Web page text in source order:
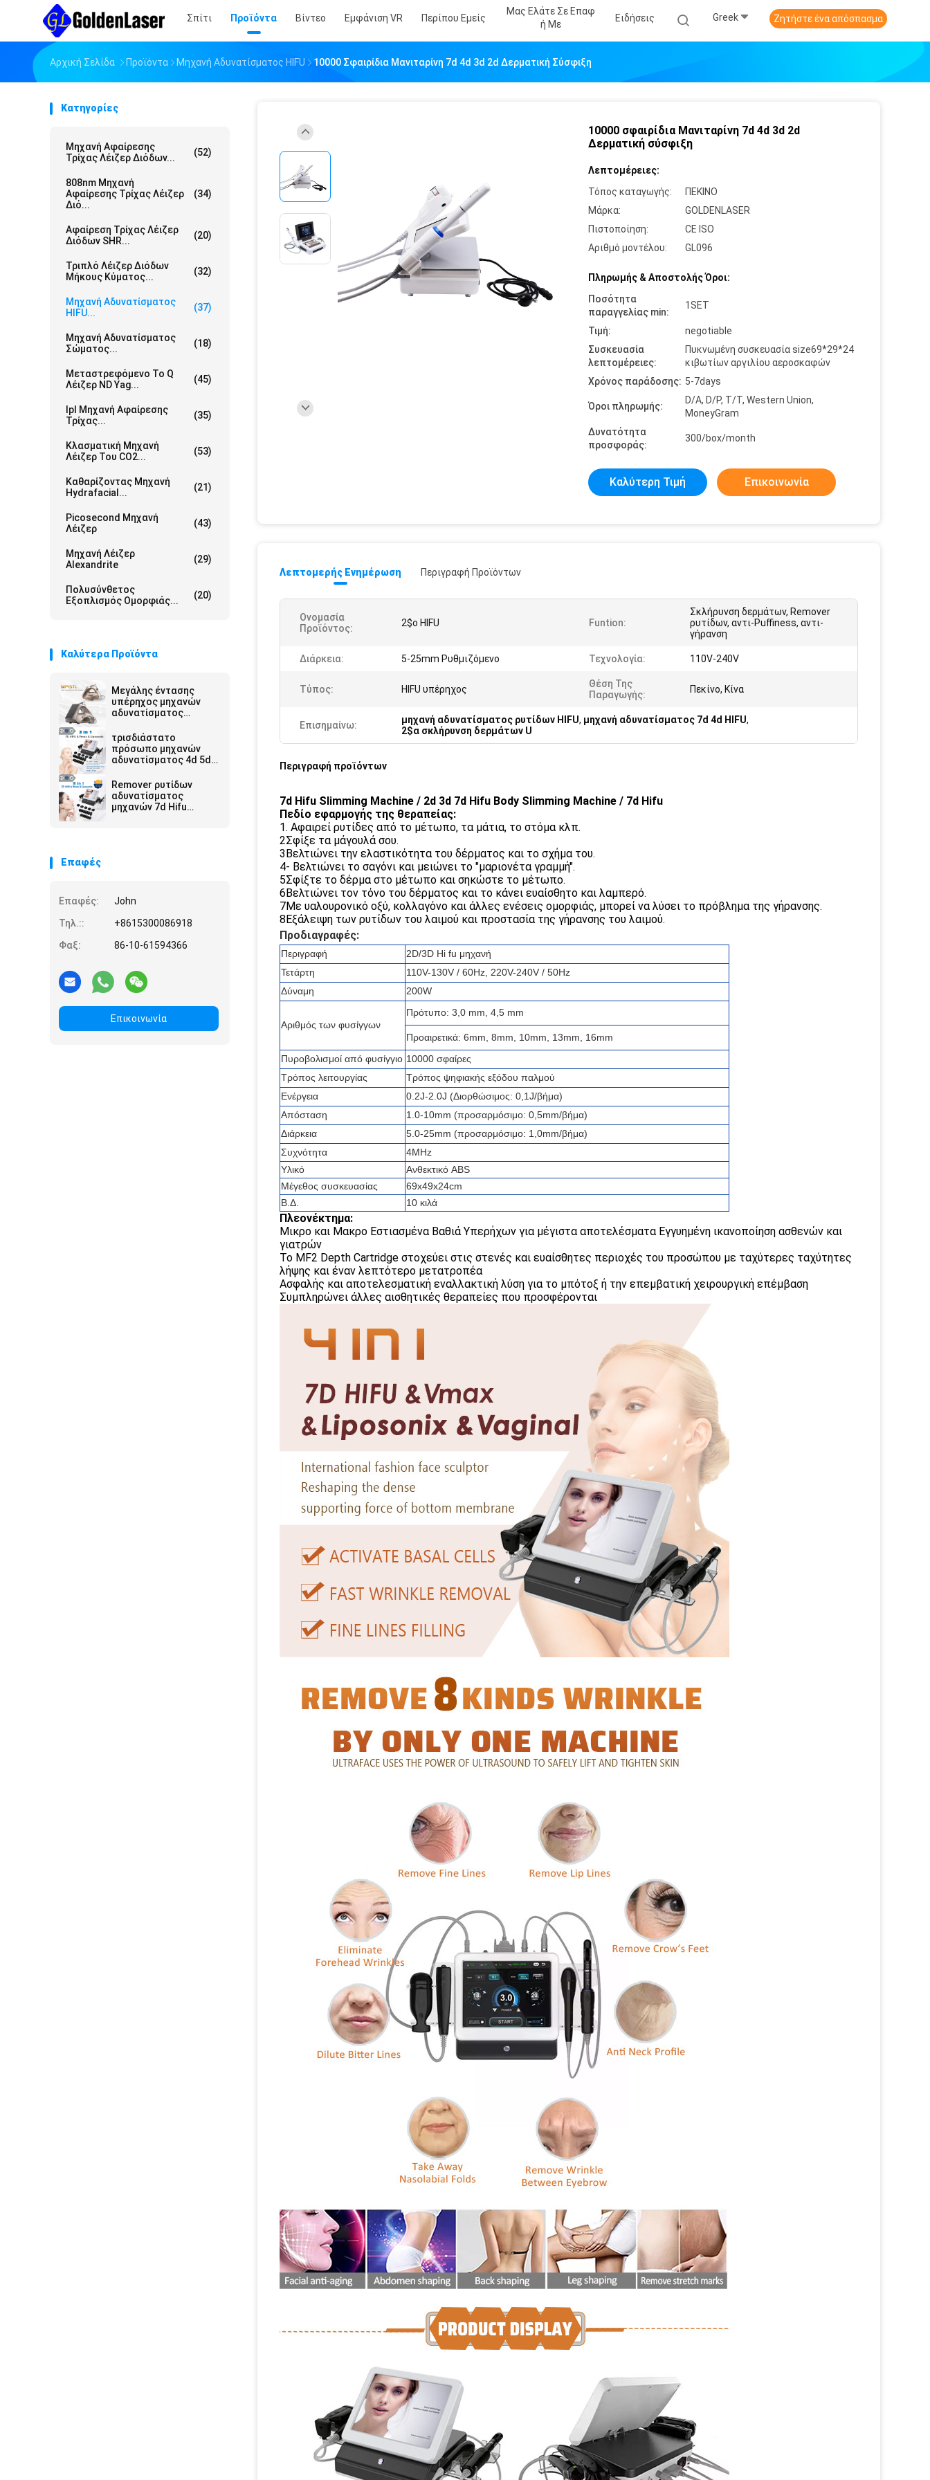
Σπίτι Προϊόντα Βίντεο Εμφάνιση VR Περίπου Εμείς
Μας Ελάτε Σε Επαφ
Ή Με
Ειδήσεις Greek Ζητήστε ένα απόσπασμα
Αρχική Σελίδα Προϊόντα Μηχανή Αδυνατίσματος HIFU 10000 Σφαιρίδια Μανιταρίνη 7d 4d 3d 2d Δερματική Σύσφιξη
Κατηγορίες
Μηχανή Αφαίρεσης
Τρίχας Λέιζερ Διόδων...
(52)
808nm Μηχανή
Αφαίρεσης Τρίχας Λέιζερ
Διό...
(34)
Αφαίρεση Τρίχας Λέιζερ
Διόδων SHR...
(20)
Τριπλό Λέιζερ Διόδων
Μήκους Κύματος...
(32)
Μηχανή Αδυνατίσματος
HIFU...
(37)
Μηχανή Αδυνατίσματος
Σώματος...
(18)
Μεταστρεφόμενο Το Q
Λέιζερ ND Yag...
(45)
Ipl Μηχανή Αφαίρεσης
Τρίχας...
(35)
Κλασματική Μηχανή
Λέιζερ Του CO2...
(53)
Καθαρίζοντας Μηχανή
Hydrafacial...
(21)
Picosecond Μηχανή
Λέιζερ
(43)
Μηχανή Λέιζερ
Alexandrite
(29)
Πολυσύνθετος
Εξοπλισμός Ομορφιάς...
(20)
Καλύτερα Προϊόντα
Μεγάλης έντασης
υπέρηχος μηχανών
αδυνατίσματος
κάθετος Hifu
τρισδιάστατο
πρόσωπο μηχανών
αδυνατίσματος 4d 5d
ανυψώνει την αντι
ρυτίδα
Remover ρυτίδων
αδυνατίσματος
μηχανών 7d Hifu
Επαφές
Επαφές:
John
Τηλ.::
+8615300086918
Φαξ:
86-10-61594366
Επικοινωνία
10000 σφαιρίδια Μανιταρίνη 7d 4d 3d 2d
Δερματική σύσφιξη
Λεπτομέρειες:
Τόπος καταγωγής:
ΠΕΚΙΝΟ
Μάρκα:
GOLDENLASER
Πιστοποίηση:
CE ISO
Αριθμό μοντέλου:
GL096
Πληρωμής & Αποστολής Όροι:
Ποσότητα
παραγγελίας min:
1SET
Τιμή:
negotiable
Συσκευασία
λεπτομέρειες:
Πυκνωμένη συσκευασία size69*29*24
κιβωτίων αργιλίου αεροσκαφών
Χρόνος παράδοσης: 5-7days
Όροι πληρωμής:
D/A, D/P, T/T, Western Union,
MoneyGram
Δυνατότητα
προσφοράς:
300/box/month
Καλύτερη Τιμή Επικοινωνία
Λεπτομερής Ενημέρωση Περιγραφή Προϊόντων
Ονομασία
Προϊόντος:
2$ο HIFU Funtion:
Σκλήρυνση δερμάτων, Remover
ρυτίδων, αντι-Puffiness, αντι-
γήρανση
Διάρκεια: 5-25mm Ρυθμιζόμενο Τεχνολογία: 110V-240V
Τύπος: HIFU υπέρηχος
Θέση Της
Παραγωγής:
Πεκίνο, Κίνα
Επισημαίνω: μηχανή αδυνατίσματος ρυτίδων HIFU, μηχανή αδυνατίσματος 7d 4d HIFU,
2$α σκλήρυνση δερμάτων U
Περιγραφή προϊόντων
7d Hifu Slimming Machine / 2d 3d 7d Hifu Body Slimming Machine / 7d Hifu
Πεδίο εφαρμογής της θεραπείας:
1. Αφαιρεί ρυτίδες από το μέτωπο, τα μάτια, το στόμα κλπ.
2Σφίξε τα μάγουλά σου.
3Βελτιώνει την ελαστικότητα του δέρματος και το σχήμα του.
4- Βελτιώνει το σαγόνι και μειώνει το "μαριονέτα γραμμή".
5Σφίξτε το δέρμα στο μέτωπο και σηκώστε το μέτωπο.
6Βελτιώνει τον τόνο του δέρματος και το κάνει ευαίσθητο και λαμπερό.
7Με υαλουρονικό οξύ, κολλαγόνο και άλλες ενέσεις ομορφιάς, μπορεί να λύσει το πρόβλημα της γήρανσης.
8Εξάλειψη των ρυτίδων του λαιμού και προστασία της γήρανσης του λαιμού.
Προδιαγραφές:
Περιγραφή
2D/3D Hi fu μηχανή
Τετάρτη
110V-130V / 60Hz, 220V-240V / 50Hz
Δύναμη
200W
Αριθμός των φυσίγγων
Πρότυπο: 3,0 mm, 4,5 mm
Προαιρετικά: 6mm, 8mm, 10mm, 13mm, 16mm
Πυροβολισμοί από φυσίγγιο 10000 σφαίρες
Τρόπος λειτουργίας
Τρόπος ψηφιακής εξόδου παλμού
Ενέργεια
0.2J-2.0J (Διορθώσιμος: 0,1J/βήμα)
Απόσταση
1.0-10mm (προσαρμόσιμο: 0,5mm/βήμα)
Διάρκεια
5.0-25mm (προσαρμόσιμο: 1,0mm/βήμα)
Συχνότητα
4MHz
Υλικό
Ανθεκτικό ABS
Μέγεθος συσκευασίας
69x49x24cm
Β.Δ.
10 κιλά
Πλεονέκτημα:
Μικρο και Μακρο Εστιασμένα Βαθιά Υπερήχων για μέγιστα αποτελέσματα Εγγυημένη ικανοποίηση ασθενών και
γιατρών
Το MF2 Depth Cartridge στοχεύει στις στενές και ευαίσθητες περιοχές του προσώπου με ταχύτερες ταχύτητες
λήψης και έναν λεπτότερο μετατροπέα
Ασφαλής και αποτελεσματική εναλλακτική λύση για το μπότοξ ή την επεμβατική χειρουργική επέμβαση
Συμπληρώνει άλλες αισθητικές θεραπείες που προσφέρονται